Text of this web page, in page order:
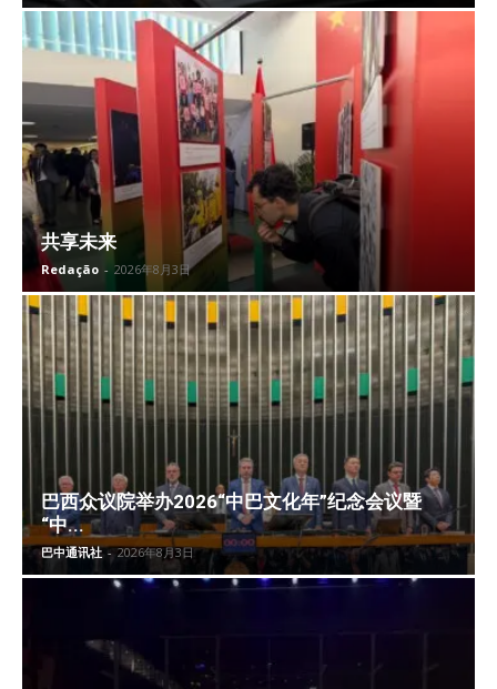
共享未来
Redação - 2026年8月3日
巴西众议院举办2026“中巴文化年”纪念会议暨
“中...
巴中通讯社 - 2026年8月3日